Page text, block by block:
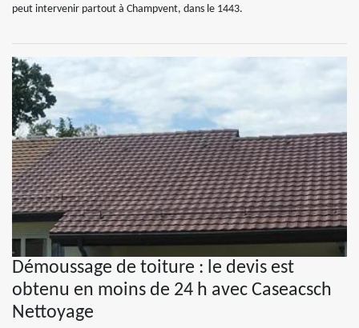
peut intervenir partout à Champvent, dans le 1443.
Démoussage de toiture : le devis est
obtenu en moins de 24 h avec Caseacsch
Nettoyage